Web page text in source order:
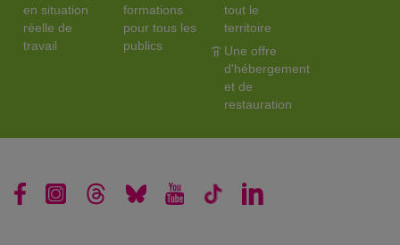
en situation
réelle de
travail
formations
pour tous les
publics
tout le
territoire
Une offre
d'hébergement
et de
restauration